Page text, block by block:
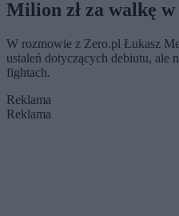
Milion zł za walkę
W rozmowie z Zero.pl Łukasz
ustaleń dotyczących debiutu, ale
fightach.
Reklama
Reklama